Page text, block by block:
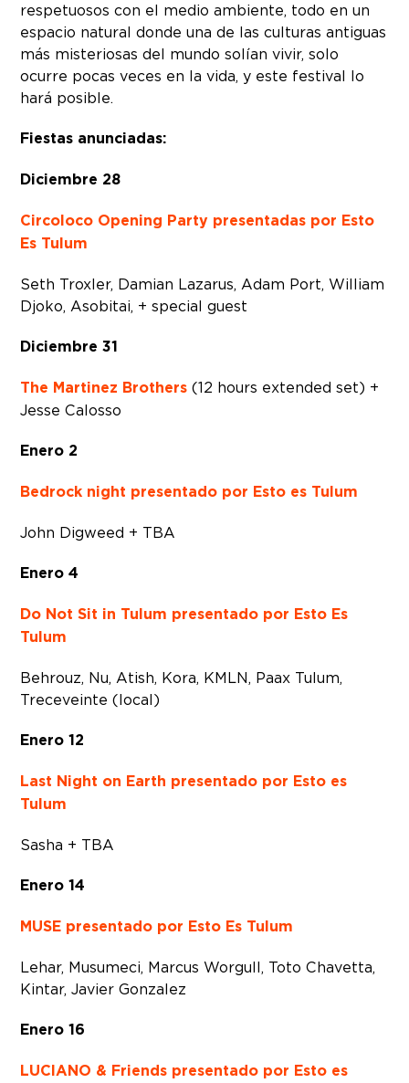
respetuosos con el medio ambiente, todo en un
espacio natural donde una de las culturas antiguas
más misteriosas del mundo solían vivir, solo
ocurre pocas veces en la vida, y este festival lo
hará posible.
Fiestas anunciadas:
Diciembre 28
Circoloco Opening Party presentadas por Esto
Es Tulum
Seth Troxler, Damian Lazarus, Adam Port, William
Djoko, Asobitai, + special guest
Diciembre 31
The Martinez Brothers (12 hours extended set) +
Jesse Calosso
Enero 2
Bedrock night presentado por Esto es Tulum
John Digweed + TBA
Enero 4
Do Not Sit in Tulum presentado por Esto Es
Tulum
Behrouz, Nu, Atish, Kora, KMLN, Paax Tulum,
Treceveinte (local)
Enero 12
Last Night on Earth presentado por Esto es
Tulum
Sasha + TBA
Enero 14
MUSE presentado por Esto Es Tulum
Lehar, Musumeci, Marcus Worgull, Toto Chavetta,
Kintar, Javier Gonzalez
Enero 16
LUCIANO & Friends presentado por Esto es